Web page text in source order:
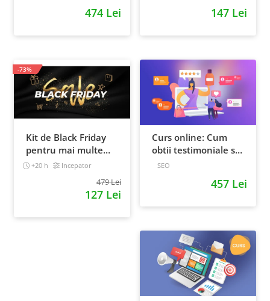
474 Lei 147 Lei
Kit de Black Friday
pentru mai multe
vanzari in magazinul
+20 h Incepator
479 Lei
127 Lei
-73%
Curs online: Cum
obtii testimoniale si
recenzii puternice
SEO
457 Lei